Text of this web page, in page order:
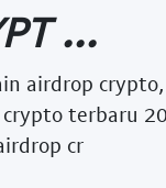
...
airdrop
terbaru
cr